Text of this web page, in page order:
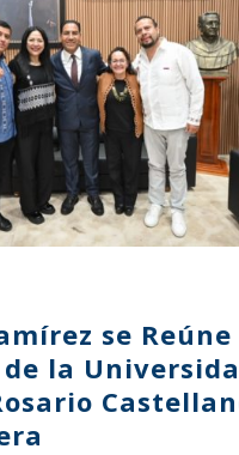
se Reúne
la